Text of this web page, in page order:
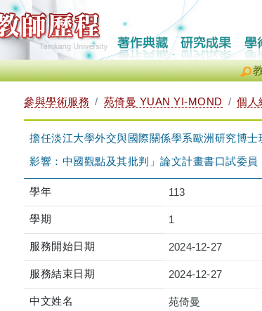
參與學術服務 苑倚曼 YUAN YI-MOND 個人
擔任淡江大學外交與國際關係學系歐洲研究博
影響：中國觀點及其批判」論文計畫書口試委員
學年 113
學期 1
服務開始日期 2024-12-27
服務結束日期 2024-12-27
中文姓名 苑倚曼